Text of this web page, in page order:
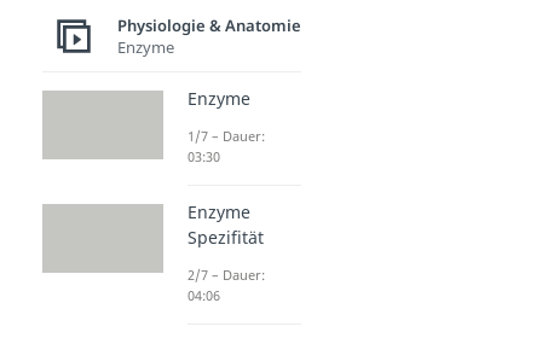
Physiologie & Anatomie
Enzyme
Enzyme
1/7 – Dauer:
03:30
Enzyme
Spezifität
2/7 – Dauer:
04:06